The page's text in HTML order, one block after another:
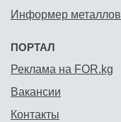
Информер металлов
ПОРТАЛ
Реклама на FOR.kg
Вакансии
Контакты